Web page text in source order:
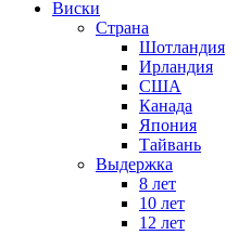
Виски
Страна
Шотландия
Ирландия
США
Канада
Япония
Тайвань
Выдержка
8 лет
10 лет
12 лет